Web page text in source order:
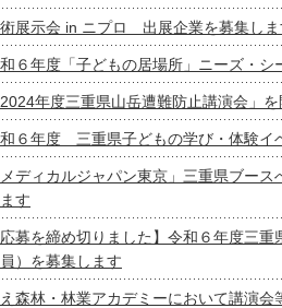
展示会 in ニプロ 出展企業を募集しま
６年度「子どもの居場所」ニーズ・シ
年度三重県山岳遭難防止講演会」を
６年度 三重県子どもの学び・体験イ
ディカルジャパン東京」三重県ブー
す
募を締め切りました】令和６年度三
）を募集します
森林・林業アカデミーにおいて講演会